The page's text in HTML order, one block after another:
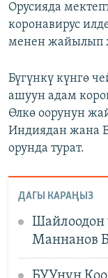
Орусияда
коронавирус
менен жайылып
Бүгүнкү күнгө
ашуун адам
Өлкө оорунун
Индиядан жана
орунда турат.
ДАГЫ КАРАҢЫЗ
Шайлоодон
Маннанов